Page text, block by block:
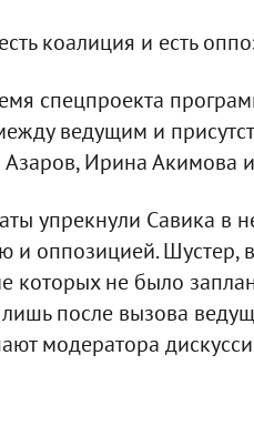
коалиция и есть
спецпроекта
ведущим и
Ирина Акимова
упрекнули Савика в
и оппозицией. Шустер,
которых не было
после вызова
модератора